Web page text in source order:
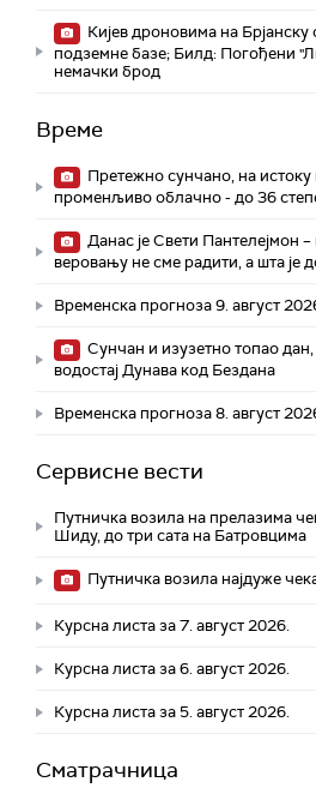
Кијев дроновима на
подземне базе; Билд: Погођени
немачки брод
Време
Претежно сунчано, на истоку
променљиво облачно - до 36
Данас је Свети Пантелејмон
веровању не сме радити, а шта је
Временска прогноза 9. август
Сунчан и изузетно топао
водостај Дунава код Бездана
Временска прогноза 8. август
Сервисне вести
Путничка возила на прелазима
Шиду, до три сата на Батровцима
Путничка возила најдуже
Курсна листа за 7. август 2026.
Курсна листа за 6. август 2026.
Курсна листа за 5. август 2026.
Сматрачница